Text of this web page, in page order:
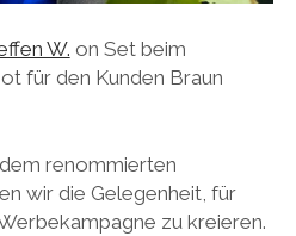
W. on Set beim
für den Kunden Braun
renommierten
wir die Gelegenheit, für
zu kreieren.